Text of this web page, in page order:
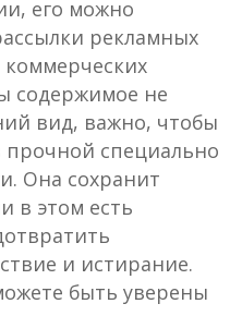
его можно
рекламных
содержимое не
вид, важно, чтобы
прочной специально
Она сохранит
в этом есть
и истирание.
быть уверены